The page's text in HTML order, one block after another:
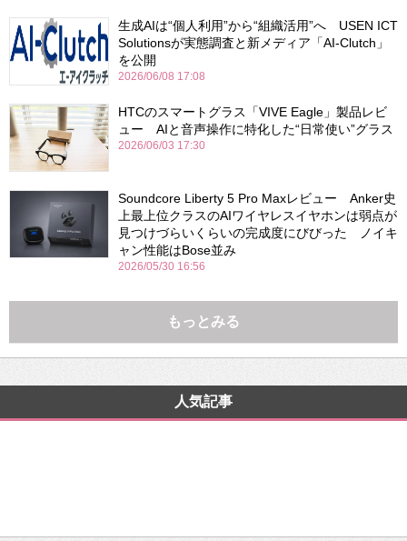
生成AIは“個人利用”から“組織活用”へ USEN ICT
Solutionsが実態調査と新メディア「AI-Clutch」
を公開
2026/06/08 17:08
HTCのスマートグラス「VIVE Eagle」製品レビ
ュー AIと音声操作に特化した“日常使い”グラス
2026/06/03 17:30
Soundcore Liberty 5 Pro Maxレビュー Anker史
上最上位クラスのAIワイヤレスイヤホンは弱点が
見つけづらいくらいの完成度にびびった ノイキ
ャン性能はBose並み
2026/05/30 16:56
もっとみる
人気記事